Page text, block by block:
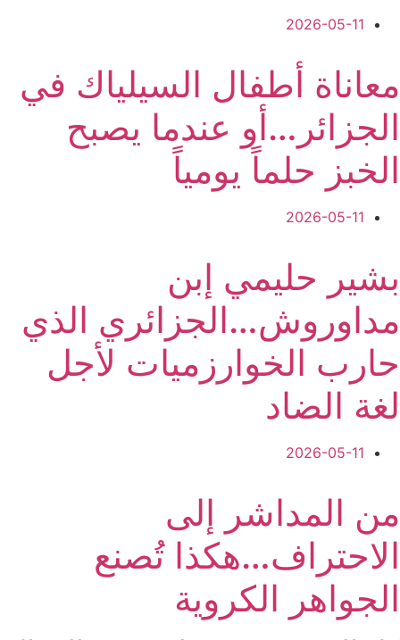
2026-05-11
معاناة أطفال السيلياك في
الجزائر…أو عندما يصبح
الخبز حلماً يومياً
2026-05-11
بشير حليمي إبن
مداوروش…الجزائري الذي
حارب الخوارزميات لأجل
لغة الضاد
2026-05-11
من المداشر إلى
الاحتراف…هكذا تُصنع
الجواهر الكروية